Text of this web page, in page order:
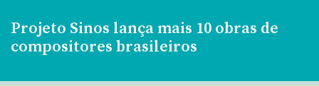
Projeto Sinos lança mais 10 obras de
compositores brasileiros